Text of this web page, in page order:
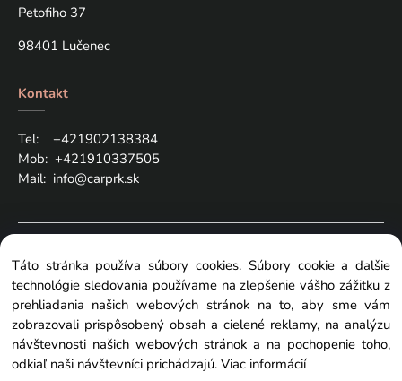
Petofiho 37
98401 Lučenec
Kontakt
Tel: +421902138384
Mob: +421910337505
Mail: info@carprk.sk
Zmeniť nastavenia cookies
Táto stránka používa súbory cookies. Súbory cookie a ďalšie
technológie sledovania používame na zlepšenie vášho zážitku z
prehliadania našich webových stránok na to, aby sme vám
zobrazovali prispôsobený obsah a cielené reklamy, na analýzu
návštevnosti našich webových stránok a na pochopenie toho,
odkiaľ naši návštevníci prichádzajú. Viac informácií